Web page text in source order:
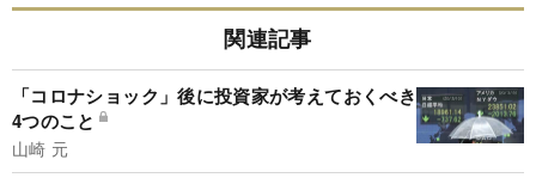
関連記事
「コロナショック」後に投資家が考えておくべき
4つのこと
山崎 元